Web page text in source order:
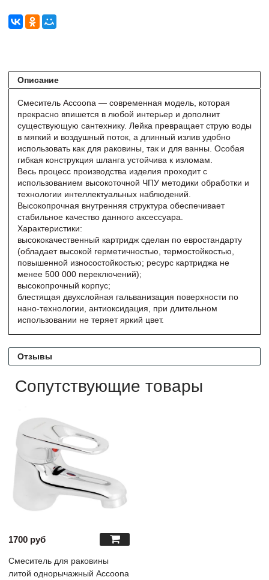
Описание
Смеситель Accoona — современная модель, которая
прекрасно впишется в любой интерьер и дополнит
существующую сантехнику. Лейка превращает струю воды
в мягкий и воздушный поток, а длинный излив удобно
использовать как для раковины, так и для ванны. Особая
гибкая конструкция шланга устойчива к изломам.
Весь процесс производства изделия проходит с
использованием высокоточной ЧПУ методики обработки и
технологии интеллектуальных наблюдений.
Высокопрочная внутренняя структура обеспечивает
стабильное качество данного аксессуара.
Характеристики:
высококачественный картридж сделан по евростандарту
(обладает высокой герметичностью, термостойкостью,
повышенной износостойкостью; ресурс картриджа не
менее 500 000 переключений);
высокопрочный корпус;
блестящая двухслойная гальванизация поверхности по
нано-технологии, антиоксидация, при длительном
использовании не теряет яркий цвет.
Отзывы
Сопутствующие товары
1700 руб
Смеситель для раковины
литой однорычажный Accoona